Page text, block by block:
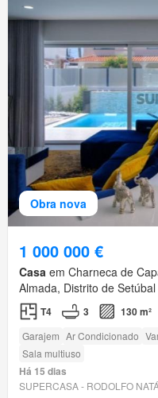
Obra nova
1 000 000 €
Casa em Charneca de
Almada, Distrito de Setúbal
T4 3 130 m²
Garajem Ar Condicionado
Sala multiuso
Há 15 dias
SUPERCASA - RODOLFO